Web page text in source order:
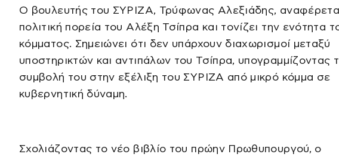
Ο βουλευτής του ΣΥΡΙΖΑ, Τρύφωνας Αλεξιάδης,
πολιτική πορεία του Αλέξη Τσίπρα και τονίζει την ενότητα
κόμματος. Σημειώνει ότι δεν υπάρχουν διαχωρισμοί μεταξύ
υποστηρικτών και αντιπάλων του Τσίπρα, υπογραμμίζοντας
συμβολή του στην εξέλιξη του ΣΥΡΙΖΑ από μικρό κόμμα σε
κυβερνητική δύναμη.
Σχολιάζοντας το νέο βιβλίο του πρώην Πρωθυπουργού, ο